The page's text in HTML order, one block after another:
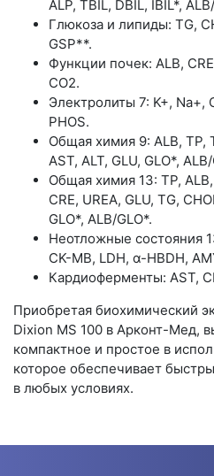
ALP, TBIL, DBIL, IBIL*,
Глюкоза и липиды: TG,
GSP**.
Функции почек: ALB,
CO2.
Электролиты 7: K+, Na+,
PHOS.
Общая химия 9: ALB, TP,
AST, ALT, GLU, GLO*,
Общая химия 13: TP, ALB,
CRE, UREA, GLU, TG,
GLO*, ALB/GLO*.
Неотложные состояния
CK-MB, LDH, α-HBDH,
Кардиоферменты: AST,
Приобретая биохимический
Dixion MS 100 в Арконт-Мед,
компактное и простое в
которое обеспечивает
в любых условиях.